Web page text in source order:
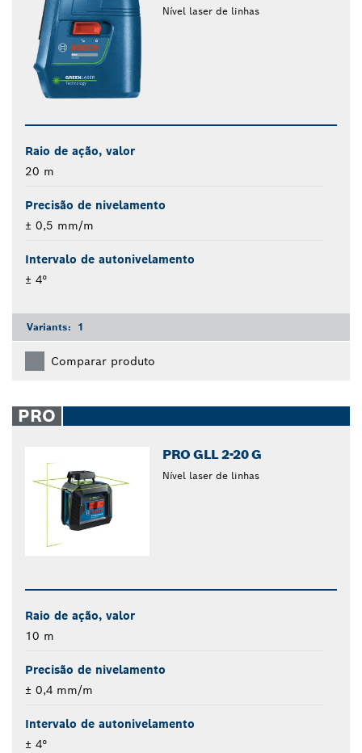
Nível laser de linhas
Raio de ação, valor
20 m
Precisão de nivelamento
± 0,5 mm/m
Intervalo de autonivelamento
± 4°
Variants: 1
Comparar produto
PRO
PRO GLL 2-20 G
Nível laser de linhas
Raio de ação, valor
10 m
Precisão de nivelamento
± 0,4 mm/m
Intervalo de autonivelamento
± 4°